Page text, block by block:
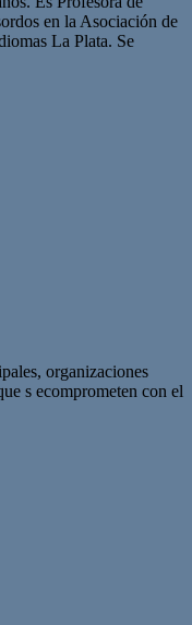
en la Asociación de
La Plata. Se
organizaciones
s ecomprometen con el